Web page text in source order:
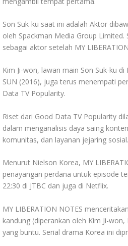
Son Suk-ku saat ini adalah Aktor
oleh Spackman Media Group
sebagai aktor setelah MY
Kim Ji-won, lawan main Son Suk-ku
SUN (2016), juga terus menempati
Data TV Popularity.
Riset dari Good Data TV Popularity
dalam menganalisis daya saing
komunitas, dan layanan jejaring sosial.
Menurut Nielson Korea, MY
penayangan perdana untuk episode
22:30 di JTBC dan juga di Netflix.
MY LIBERATION NOTES
kandung (diperankan oleh Kim Ji-
yang buntu. Serial drama Korea ini